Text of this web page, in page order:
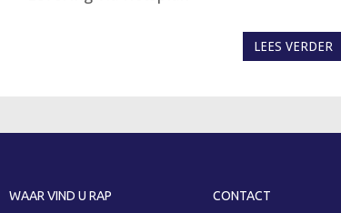
LEES VERDER
WAAR VIND U RAP CONTACT